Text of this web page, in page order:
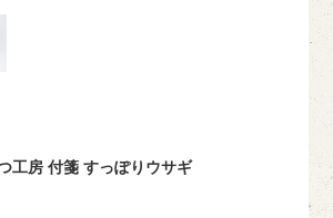
工房 付箋 すっぽりウサギ